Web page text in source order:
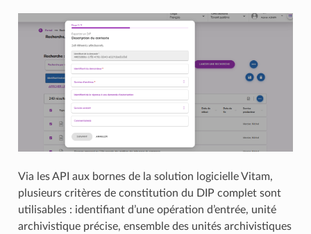
Via les API aux bornes de la solution logicielle Vitam,
plusieurs critères de constitution du DIP complet sont
utilisables : identifiant d’une opération d’entrée, unité
archivistique précise, ensemble des unités archivistiques